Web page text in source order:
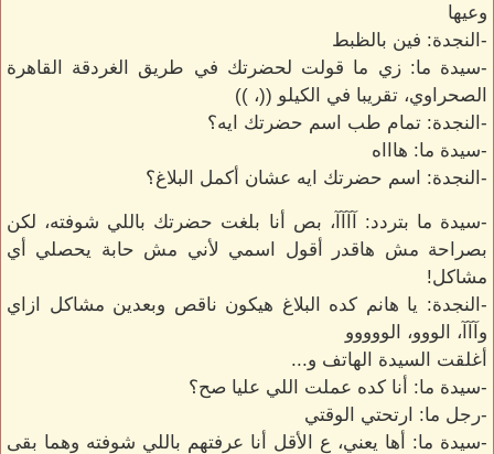
وعيها
-النجدة: فين بالظبط
-سيدة ما: زي ما قولت لحضرتك في طريق الغردقة القاهرة
الصحراوي، تقريبا في الكيلو ((، ))
-النجدة: تمام طب اسم حضرتك ايه؟
-سيدة ما: هاااه
-النجدة: اسم حضرتك ايه عشان أكمل البلاغ؟
-سيدة ما بتردد: آآآآ، بص أنا بلغت حضرتك باللي شوفته، لكن
بصراحة مش هاقدر أقول اسمي لأني مش حابة يحصلي أي
مشاكل!
-النجدة: يا هانم كده البلاغ هيكون ناقص وبعدين مشاكل ازاي
وآآآ، الووو، الووووو
أغلقت السيدة الهاتف و...
-سيدة ما: أنا كده عملت اللي عليا صح؟
-رجل ما: ارتحتي الوقتي
-سيدة ما: أها يعني، ع الأقل أنا عرفتهم باللي شوفته وهما بقى